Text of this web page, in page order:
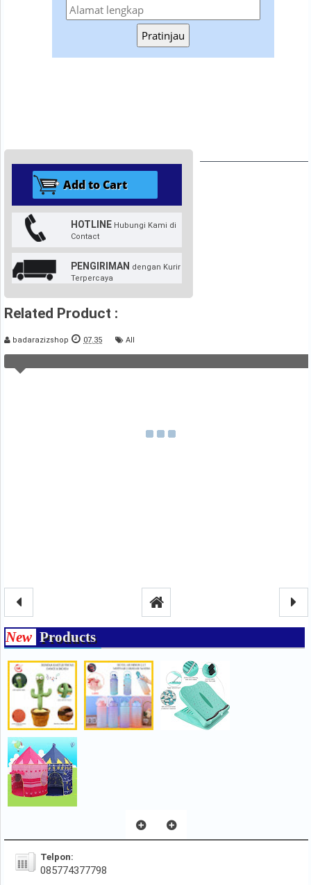
Pratinjau
HOTLINE Hubungi Kami di
Contact
PENGIRIMAN dengan Kurir
Terpercaya
Related Product :
badarazizshop 07.35 All
New Products
Telpon:
085774377798